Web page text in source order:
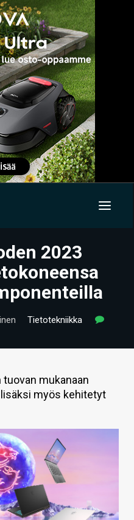
2023
Tietotekniikka
mukanaan
myös kehitetyt